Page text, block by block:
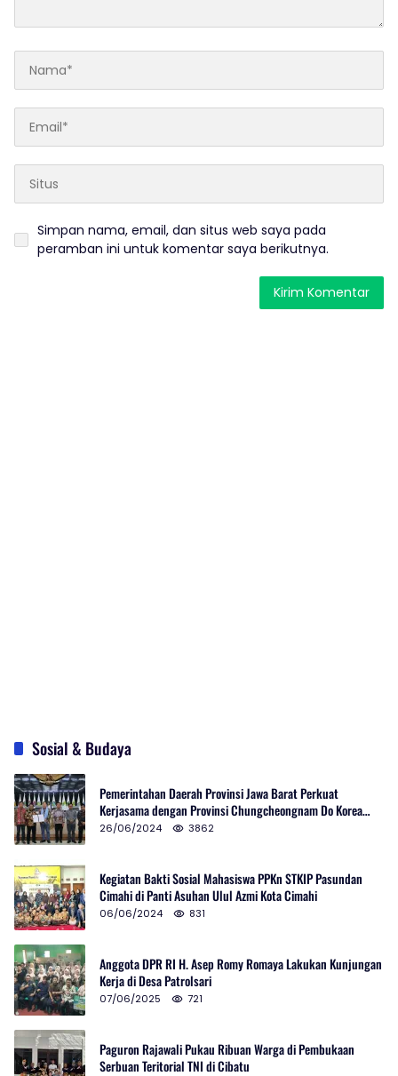
Simpan nama, email, dan situs web saya pada
peramban ini untuk komentar saya berikutnya.
Sosial & Budaya
Pemerintahan Daerah Provinsi Jawa Barat Perkuat
Kerjasama dengan Provinsi Chungcheongnam Do Korea
Selatan
26/06/2024 3862
Kegiatan Bakti Sosial Mahasiswa PPKn STKIP Pasundan
Cimahi di Panti Asuhan Ulul Azmi Kota Cimahi
06/06/2024 831
Anggota DPR RI H. Asep Romy Romaya Lakukan Kunjungan
Kerja di Desa Patrolsari
07/06/2025 721
Paguron Rajawali Pukau Ribuan Warga di Pembukaan
Serbuan Teritorial TNI di Cibatu